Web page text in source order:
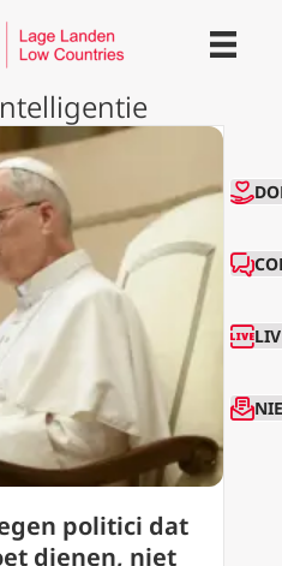
politici dat
dienen, niet